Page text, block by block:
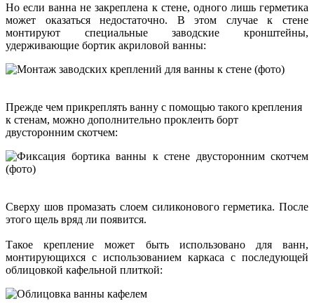
Но если ванна не закреплена к стене, одного лишь герметика
может оказаться недостаточно. В этом случае к стене
монтируют специальные заводские кронштейны,
удерживающие бортик акриловой ванны:
Прежде чем прикреплять ванну с помощью такого крепления
к стенам, можно дополнительно проклеить борт
двусторонним скотчем:
Сверху шов промазать слоем силиконового герметика. После
этого щель вряд ли появится.
Такое крепление может быть использовано для ванн,
монтирующихся с использованием каркаса с последующей
облицовкой кафельной плиткой: